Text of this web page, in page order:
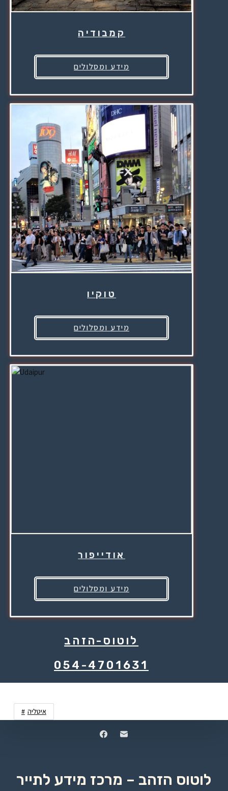
קמבודיה
מידע ומסלולים
טוקיו
מידע ומסלולים
אודייפור
מידע ומסלולים
לוטוס-הזהב
054-4701631
איטליה
לוטוס הזהב – מרכז מידע לתייר